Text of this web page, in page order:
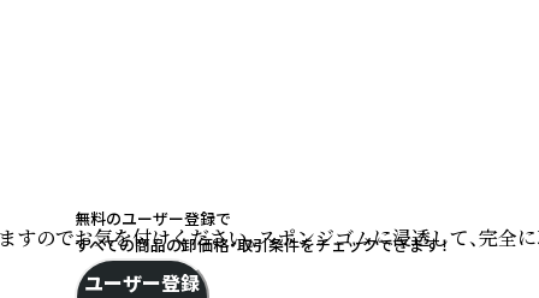
でお気を付けください。スポンジゴムに浸透して、完
無料のユーザー登録で
すべての商品の卸価格・取引条件をチェックできます！
ユーザー登録